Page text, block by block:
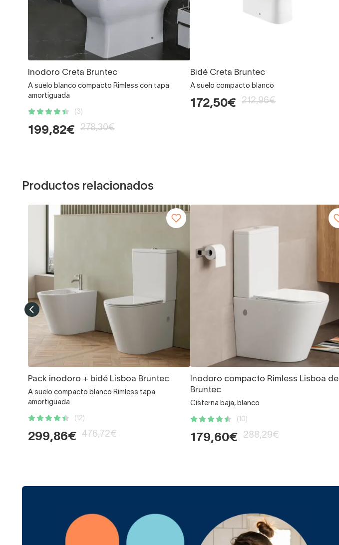
Inodoro Creta Bruntec
A suelo blanco compacto Rimless con tapa
amortiguada
(3)
199,82€ 278,30€
Bidé Creta Bruntec
A suelo compacto blanco
172,50€ 212,96€
Productos relacionados
Pack inodoro + bidé Lisboa Bruntec
A suelo compacto blanco Rimless tapa
amortiguada
(12)
299,86€ 476,72€
Inodoro compacto Rimless Lisboa de
Bruntec
Cisterna baja, blanco
(10)
179,60€ 288,29€